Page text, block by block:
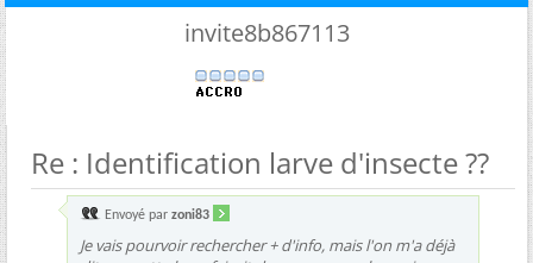
invite8b867113
Re : Identification larve d'insecte ??
Envoyé par zoni83
Je vais pourvoir rechercher + d'info, mais l'on m'a déjà